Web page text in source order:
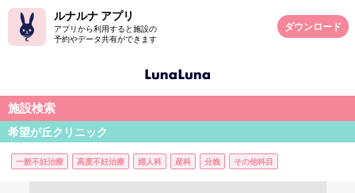
ルナルナ アプリ
アプリから利用すると施設の
予約やデータ共有ができます
ダウンロード
施設検索
希望が丘クリニック
一般不妊治療 高度不妊治療 婦人科 産科 分娩 その他科目